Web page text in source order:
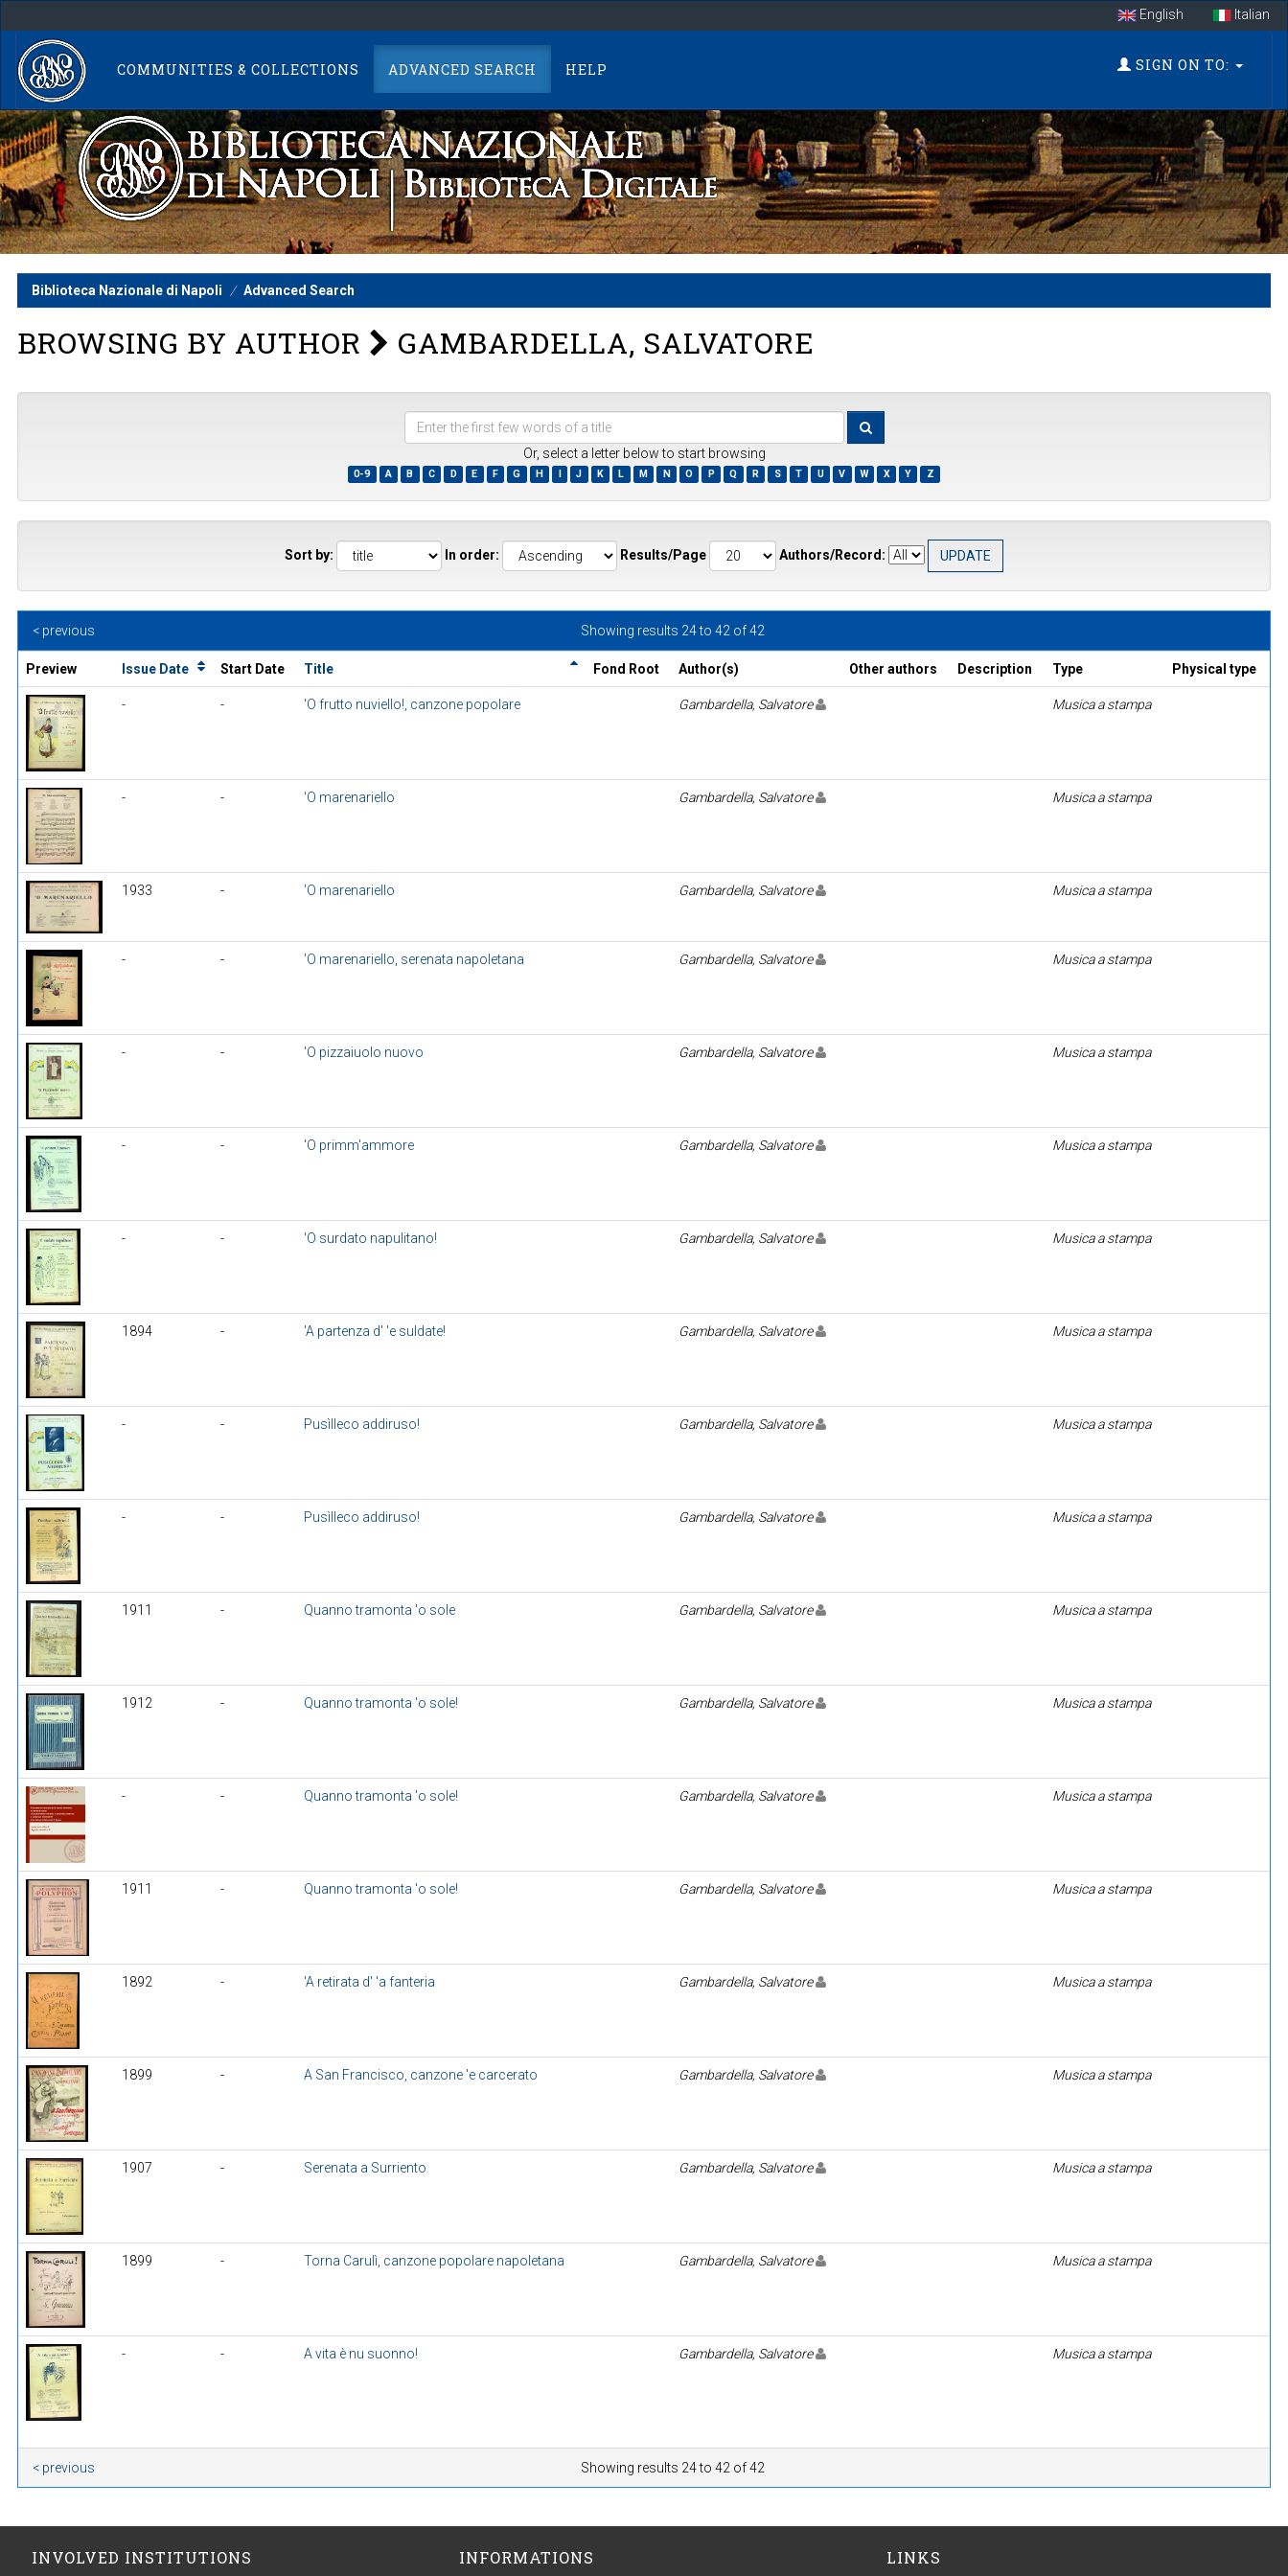
navigation
English Italian
COMMUNITIES & COLLECTIONS ADVANCED SEARCH HELP SIGN ON TO:
Biblioteca Nazionale di Napoli Advanced Search
BROWSING BY AUTHOR GAMBARDELLA, SALVATORE
Enter
the
few
words
Or, select a letter below to start browsing
0-9 A B C D E F G H J K L M N O P Q R S T U V W X Y Z
Sort by: In order: Results/Page Authors/Record:
Showing results 24 to 42 of 42
< previous
Preview Issue Date Start Date Title Fond Root Author(s) Other authors Description Type Physical type
- - 'O frutto nuviello!, canzone popolare Gambardella, Salvatore Musica a stampa
- - 'O marenariello Gambardella, Salvatore Musica a stampa
1933 - 'O marenariello Gambardella, Salvatore Musica a stampa
- - 'O marenariello, serenata napoletana Gambardella, Salvatore Musica a stampa
- - 'O pizzaiuolo nuovo Gambardella, Salvatore Musica a stampa
- - 'O primm'ammore Gambardella, Salvatore Musica a stampa
- - 'O surdato napulitano! Gambardella, Salvatore Musica a stampa
1894 - 'A partenza d' 'e suldate! Gambardella, Salvatore Musica a stampa
- - Pusìlleco addiruso! Gambardella, Salvatore Musica a stampa
- - Pusìlleco addiruso! Gambardella, Salvatore Musica a stampa
1911 - Quanno tramonta 'o sole Gambardella, Salvatore Musica a stampa
1912 - Quanno tramonta 'o sole! Gambardella, Salvatore Musica a stampa
- - Quanno tramonta 'o sole! Gambardella, Salvatore Musica a stampa
1911 - Quanno tramonta 'o sole! Gambardella, Salvatore Musica a stampa
1892 - 'A retirata d' 'a fanteria Gambardella, Salvatore Musica a stampa
1899 - A San Francisco, canzone 'e carcerato Gambardella, Salvatore Musica a stampa
1907 - Serenata a Surriento Gambardella, Salvatore Musica a stampa
1899 - Torna Carulì, canzone popolare napoletana Gambardella, Salvatore Musica a stampa
- - A vita è nu suonno! Gambardella, Salvatore Musica a stampa
Showing results 24 to 42 of 42
< previous
INVOLVED INSTITUTIONS INFORMATIONS LINKS